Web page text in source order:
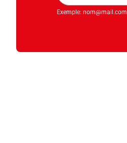
Exemple: nom@mail.com